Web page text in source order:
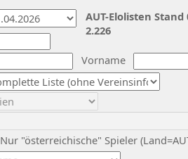
Vorname
Nur "österreichische" Spieler
AUT-Elolisten
2.226